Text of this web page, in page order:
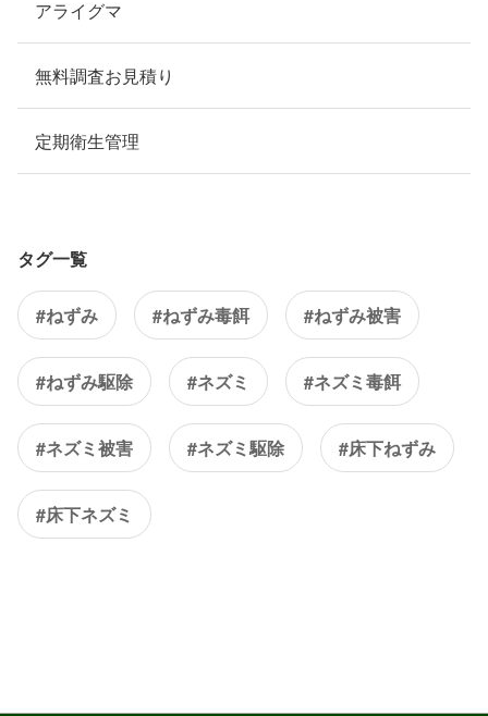
アライグマ
無料調査お見積り
定期衛生管理
タグ一覧
#ねずみ #ねずみ毒餌 #ねずみ被害
#ねずみ駆除 #ネズミ #ネズミ毒餌
#ネズミ被害 #ネズミ駆除 #床下ねずみ
#床下ネズミ